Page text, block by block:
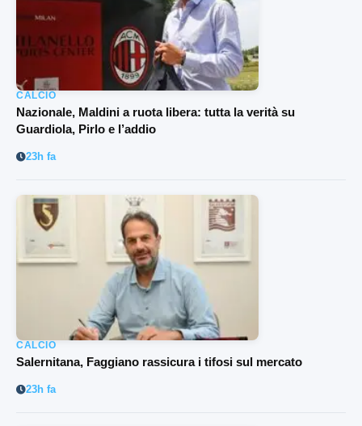
CALCIO
Nazionale, Maldini a ruota libera: tutta la verità su
Guardiola, Pirlo e l’addio
23h fa
CALCIO
Salernitana, Faggiano rassicura i tifosi sul mercato
23h fa